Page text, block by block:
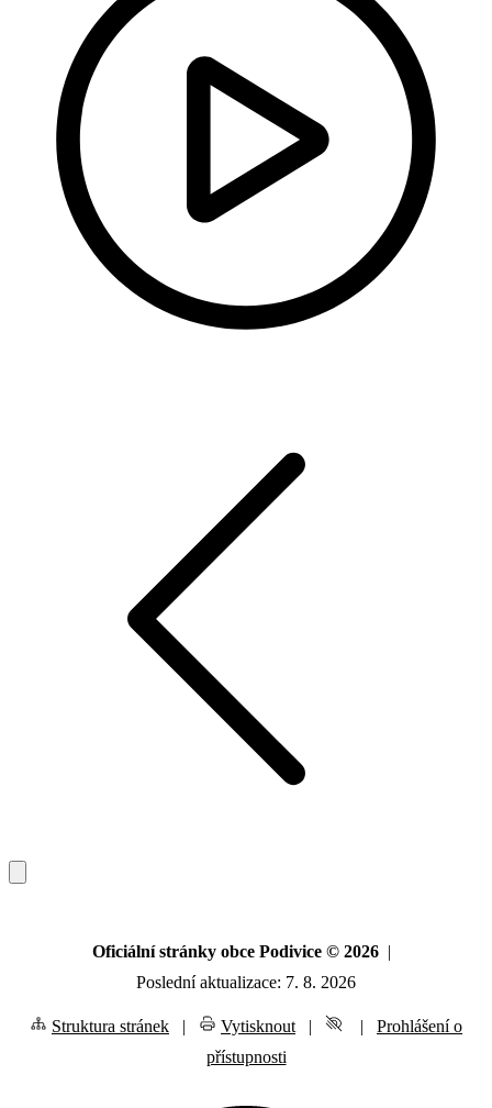
Oficiální stránky obce Podivice © 2026 |
Poslední aktualizace: 7. 8. 2026
Struktura stránek | Vytisknout | |
Prohlášení o
přístupnosti